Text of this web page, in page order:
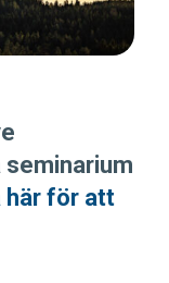
seminarium
här för att